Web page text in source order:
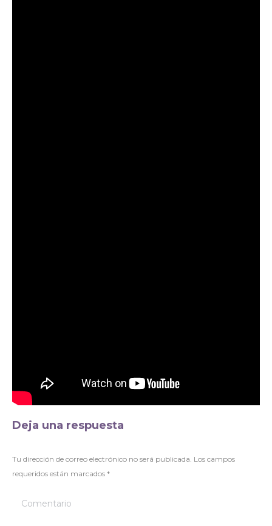
Deja una respuesta
Tu dirección de correo electrónico no será publicada. Los campos
requeridos están marcados *
Comentario